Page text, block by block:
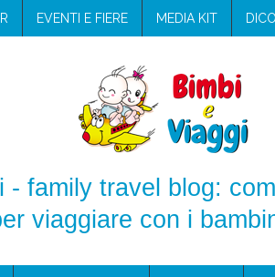
EVENTI E FIERE MEDIA KIT
- family travel blog:
viaggiare con i